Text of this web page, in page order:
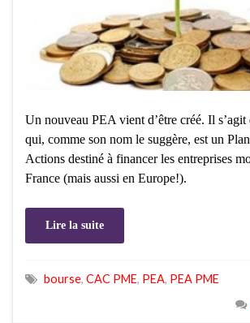
Un nouveau PEA vient d’être créé. Il
qui, comme son nom le suggère, est un
Actions destiné à financer les entreprises
France (mais aussi en Europe!).
Lire la suite
bourse, CAC PME, PEA, PEA PME